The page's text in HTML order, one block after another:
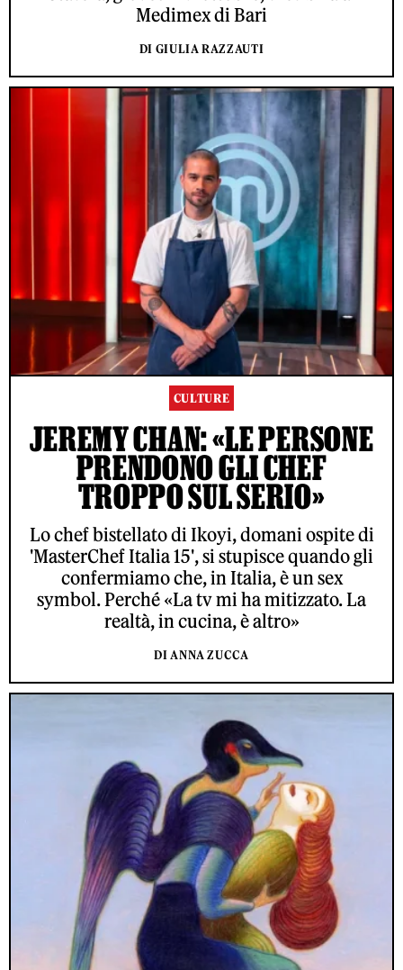
Medimex di Bari
DI GIULIA RAZZAUTI
CULTURE
JEREMY CHAN: «LE PERSONE
PRENDONO GLI CHEF
TROPPO SUL SERIO»
Lo chef bistellato di Ikoyi, domani ospite di
'MasterChef Italia 15', si stupisce quando gli
confermiamo che, in Italia, è un sex
symbol. Perché «La tv mi ha mitizzato. La
realtà, in cucina, è altro»
DI ANNA ZUCCA